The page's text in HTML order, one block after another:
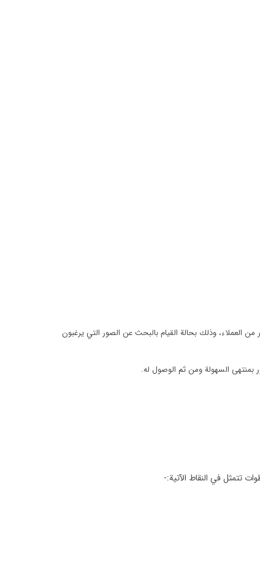
وذلك بحالة القيام بالبحث عن الصور التي يرغبون
بمنتهى السهولة ومن ثم الوصول له.
تتمثل في النقاط الآتية:-